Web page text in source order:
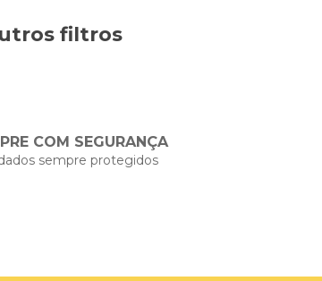
filtros
COM SEGURANÇA
sempre protegidos